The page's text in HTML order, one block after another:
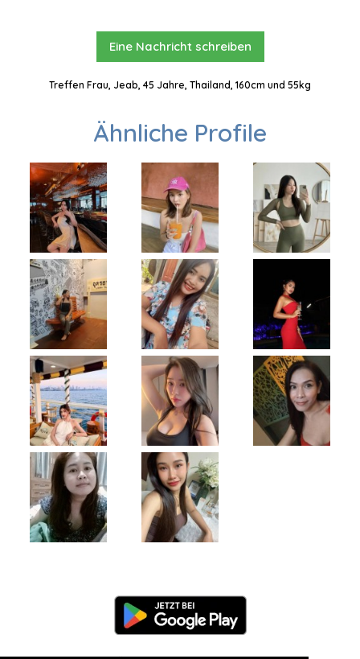
Eine Nachricht schreiben
Treffen Frau, Jeab, 45 Jahre, Thailand, 160cm und 55kg
Ähnliche Profile